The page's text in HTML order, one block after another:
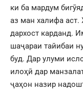
ки ба мардум
аз ман халифа
дархост карданд.
шаҷараи тайибаи
буд. Дар улуми
илоҳӣ дар
ҷаҳон назир